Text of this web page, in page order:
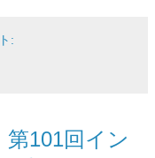
:
101回イン